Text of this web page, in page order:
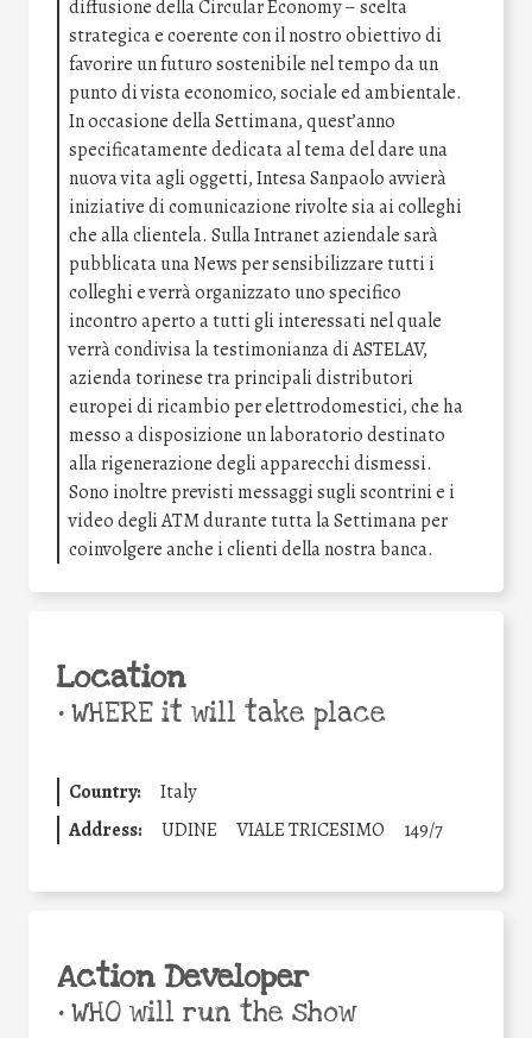
diffusione della Circular Economy – scelta
strategica e coerente con il nostro obiettivo di
favorire un futuro sostenibile nel tempo da un
punto di vista economico, sociale ed ambientale.
In occasione della Settimana, quest’anno
specificatamente dedicata al tema del dare una
nuova vita agli oggetti, Intesa Sanpaolo avvierà
iniziative di comunicazione rivolte sia ai colleghi
che alla clientela. Sulla Intranet aziendale sarà
pubblicata una News per sensibilizzare tutti i
colleghi e verrà organizzato uno specifico
incontro aperto a tutti gli interessati nel quale
verrà condivisa la testimonianza di ASTELAV,
azienda torinese tra principali distributori
europei di ricambio per elettrodomestici, che ha
messo a disposizione un laboratorio destinato
alla rigenerazione degli apparecchi dismessi.
Sono inoltre previsti messaggi sugli scontrini e i
video degli ATM durante tutta la Settimana per
coinvolgere anche i clienti della nostra banca.
Location
•WHERE it will take place
Country:
Italy
Address:
UDINE VIALE TRICESIMO 149/7
Action Developer
•WHO will run the show